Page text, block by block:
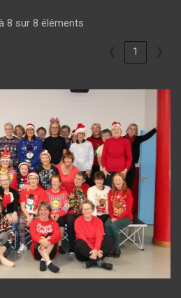
8 sur 8 éléments
1